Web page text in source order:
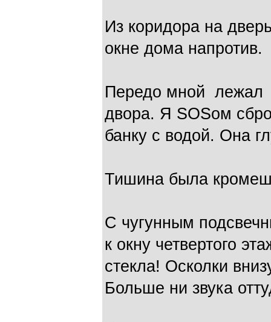
Из коридора на
окне дома напротив.
Передо мной лежал
двора. Я SOSом
банку с водой. Она
Тишина была
С чугунным
к окну четвертого
стекла! Осколки
Больше ни звука